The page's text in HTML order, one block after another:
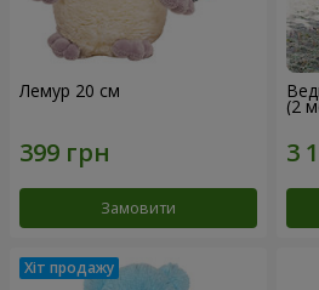
Лемур 20 см
Замовити
(2